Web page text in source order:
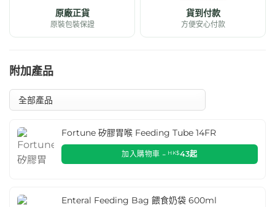
原廠正貨
原裝包裝保證
貨到付款
方便安心付款
附加產品
Fortune 矽膠胃喉 Feeding Tube 14FR
加入購物車 - HK$43起
Enteral Feeding Bag 餵食奶袋 600ml